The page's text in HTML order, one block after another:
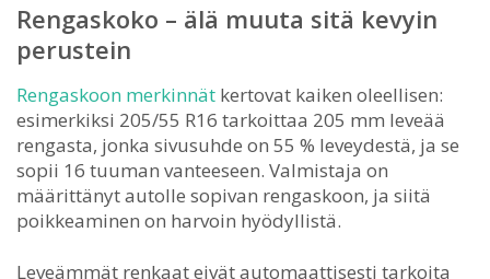
Rengaskoko – älä muuta sitä kevyin
perustein
Rengaskoon merkinnät kertovat kaiken oleellisen:
esimerkiksi 205/55 R16 tarkoittaa 205 mm leveää
rengasta, jonka sivusuhde on 55 % leveydestä, ja se
sopii 16 tuuman vanteeseen. Valmistaja on
määrittänyt autolle sopivan rengaskoon, ja siitä
poikkeaminen on harvoin hyödyllistä.
Leveämmät renkaat eivät automaattisesti tarkoita